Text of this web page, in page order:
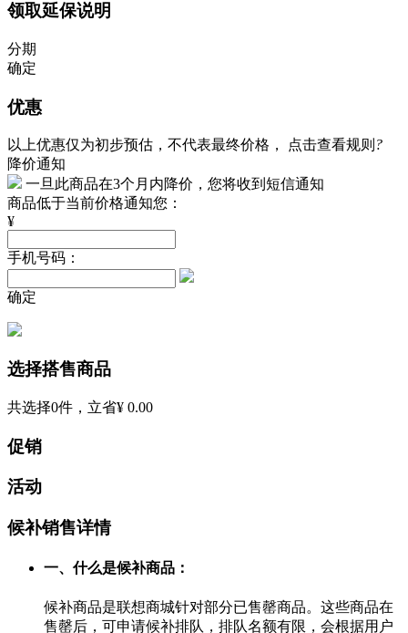
领取延保说明
分期
确定
优惠
以上优惠仅为初步预估，不代表最终价格， 点击查看规则 ?
降价通知
一旦此商品在3个月内降价，您将收到短信通知
商品低于当前价格通知您：
¥
手机号码：
确定
选择搭售商品
共选择0件，立省¥ 0.00
促销
活动
候补销售详情
一、什么是候补商品：
候补商品是联想商城针对部分已售罄商品。这些商品在
售罄后，可申请候补排队，排队名额有限，会根据用户